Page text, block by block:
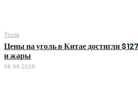
Уголь
Цены на уголь в Китае достигли
и жары
06.08.2026